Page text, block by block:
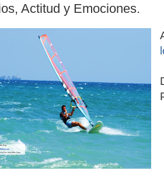
Actitud y Emociones.